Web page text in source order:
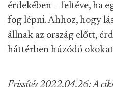
érdekében – feltéve, ha
fog lépni. Ahhoz, hogy
állnak az ország előtt,
háttérben húzódó okokat
Frissítés 2022.04.26: A